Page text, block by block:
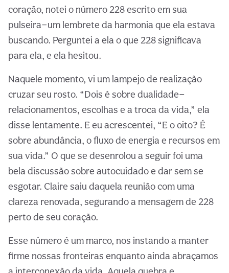
coração, notei o número 228 escrito em sua
pulseira—um lembrete da harmonia que ela estava
buscando. Perguntei a ela o que 228 significava
para ela, e ela hesitou.
Naquele momento, vi um lampejo de realização
cruzar seu rosto. “Dois é sobre dualidade—
relacionamentos, escolhas e a troca da vida,” ela
disse lentamente. E eu acrescentei, “E o oito? É
sobre abundância, o fluxo de energia e recursos em
sua vida.” O que se desenrolou a seguir foi uma
bela discussão sobre autocuidado e dar sem se
esgotar. Claire saiu daquela reunião com uma
clareza renovada, segurando a mensagem de 228
perto de seu coração.
Esse número é um marco, nos instando a manter
firme nossas fronteiras enquanto ainda abraçamos